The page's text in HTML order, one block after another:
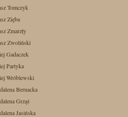
Tomczyk
Zięba
Zmarzły
Zwoliński
Gadaczek
Partyka
Wróblewski
Bernacka
Grząś
Jasińska